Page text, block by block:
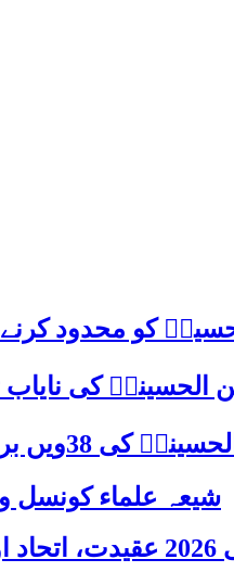
حسینؑ کو محدود
الحسینیؒ کی نایاب
ساجد علی نقوی کا اہم پیغام
شیعہ علماء کونسل